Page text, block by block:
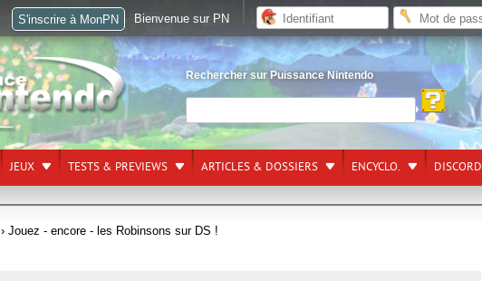
Rechercher sur Puissance Nintendo
JEUX TESTS & PREVIEWS ARTICLES & DOSSIERS ENCYCLO. DISCORD
› Jouez - encore - les Robinsons sur DS !
S'inscrire à MonPN Bienvenue sur PN